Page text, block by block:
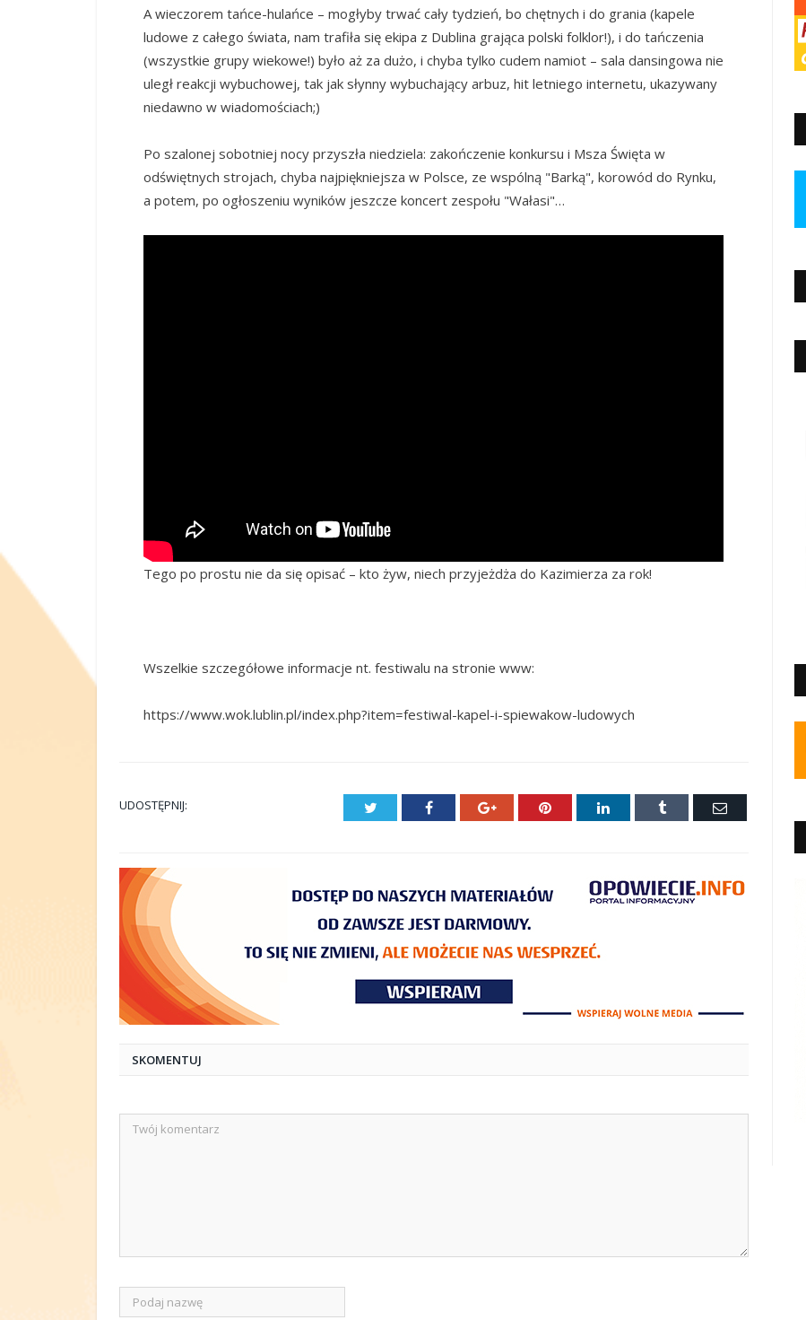
A wieczorem tańce-hulańce – mogłyby trwać cały tydzień, bo chętnych i do grania (kapele
ludowe z całego świata, nam trafiła się ekipa z Dublina grająca polski folklor!), i do tańczenia
(wszystkie grupy wiekowe!) było aż za dużo, i chyba tylko cudem namiot – sala dansingowa nie
uległ reakcji wybuchowej, tak jak słynny wybuchający arbuz, hit letniego internetu, ukazywany
niedawno w wiadomościach;)
Po szalonej sobotniej nocy przyszła niedziela: zakończenie konkursu i Msza Święta w
odświętnych strojach, chyba najpiękniejsza w Polsce, ze wspólną "Barką", korowód do Rynku,
a potem, po ogłoszeniu wyników jeszcze koncert zespołu "Wałasi"…
Tego po prostu nie da się opisać – kto żyw, niech przyjeżdża do Kazimierza za rok!
Wszelkie szczegółowe informacje nt. festiwalu na stronie www:
https://www.wok.lublin.pl/index.php?item=festiwal-kapel-i-spiewakow-ludowych
UDOSTĘPNIJ: Twitter Facebook Google+ Pinterest LinkedIn Tumblr
E-
SKOMENTUJ